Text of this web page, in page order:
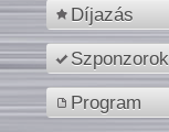
Díjazás
Szponzorok
Program